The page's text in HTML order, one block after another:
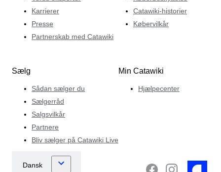
Karrierer
Presse
Partnerskab med Catawiki
Catawiki-historier
Købervilkår
Sælg
Sådan sælger du
Sælgerråd
Salgsvilkår
Partnere
Bliv sælger på Catawiki Live
Min Catawiki
Hjælpecenter